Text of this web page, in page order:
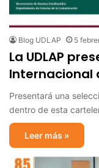
Blog UDLAP 5
La UDLAP
Internacional
Presentará una
dentro de esta
Leer más »